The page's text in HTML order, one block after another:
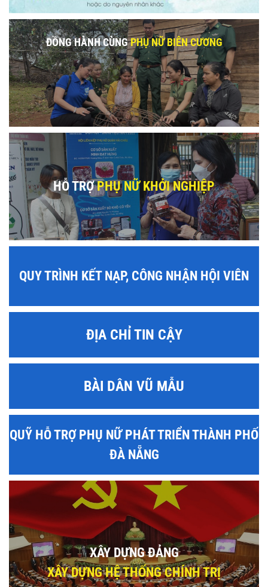
ĐỒNG HÀNH CÙNGPHỤ NỮ BIÊN CƯƠNG
HỖ TRỢPHỤ NỮ KHỞI NGHIỆP
QUY TRÌNH KẾT NẠP, CÔNG NHẬN HỘI VIÊN
ĐỊA CHỈ TIN CẬY
BÀI DÂN VŨ MẪU
QUỸ HỖ TRỢ PHỤ NỮ PHÁT TRIỂN THÀNH PHỐ
ĐÀ NẴNG
XÂY DỰNG ĐẢNG
XÂY DỰNG HỆ THỐNG CHÍNH TRỊ